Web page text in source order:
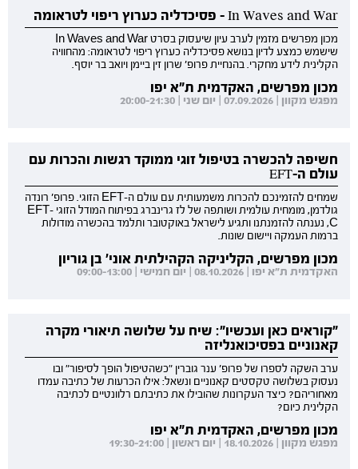
In Waves and War - פסיכדליה כערוץ ריפוי לטראומה
מכון מפרשים מזמין לערב עיון שיעסוק בסרט In Waves and War
שישמש כמצע לדיון בנושא פסיכדליה כערוץ ריפוי לטראומה: מהחוויה
הקלינית לידע מחקרי. בהנחיית פרופ' שרון זין ביימן ויואב בר יוסף.
מכון מפרשים, האקדמית ת"א יפו
מפגש מקוון | 07.09.2026 | יום שני | 20:00-21:30
חשיפה להכשרה בטיפול זוגי ממוקד רגשות והכרות עם
עולם ה-EFT
שמחים להזמינכם להכרות משמעותית עם עולם ה-EFT הזוגי. פרופ' רונדה
גולדמן, מומחית עולמית ושותפה של לז גרינברג בפיתוח המודל הזוגי EFT-
C, נענתה להזמנתנו ותגיע לישראל באוקטובר ותלמד בהכשרה מודולות
ברמות העמקה ויישום שונות.
מכון מפרשים, הקליניקה הקהילתית אוני' בן גוריון
האקדמית ת"א יפו | 08.10.2026 | יום חמישי | 09:00-13:00
"קוראים כאן ועכשיו": שיח על שלושה תיאורי מקרה
קאנוניים בפסיכואנליזה
ערב השקה לספרו של פרופ' ענר גוברין "כשהטיפול הופך לסיפור" ובו
נעסוק בשלושה טקסטים קאנוניים ונשאל: אילו הכרעות של כתיבה עמדו
מאחוריהם? כיצד העקרונות שהובילו את כתיבתם רלוונטיים לכתיבה
הקלינית כיום?
מכון מפרשים, האקדמית ת"א יפו
מפגש מקוון | 18.10.2026 | יום ראשון | 19:30-21:00